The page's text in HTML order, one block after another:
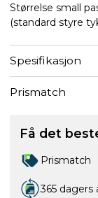
Størrelse small
(standard styre
Spesifikasjon
Prismatch
Få det
Prismatch
365 dagers